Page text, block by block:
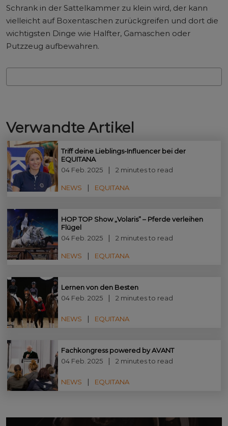
Schrank in der Sattelkammer zu klein wird, der kann
vielleicht auf Boxentaschen zurückgreifen und dort die
wichtigsten Dinge wie Halfter, Gamaschen oder
Putzzeug aufbewahren.
Verwandte Artikel
Triff deine Lieblings-Influencer bei der
EQUITANA
04 Feb. 2025
2 minutes to read
NEWS EQUITANA
HOP TOP Show „Volaris” – Pferde verleihen
Flügel
04 Feb. 2025
2 minutes to read
NEWS EQUITANA
Lernen von den Besten
04 Feb. 2025
2 minutes to read
NEWS EQUITANA
Fachkongress powered by AVANT
04 Feb. 2025
2 minutes to read
NEWS EQUITANA